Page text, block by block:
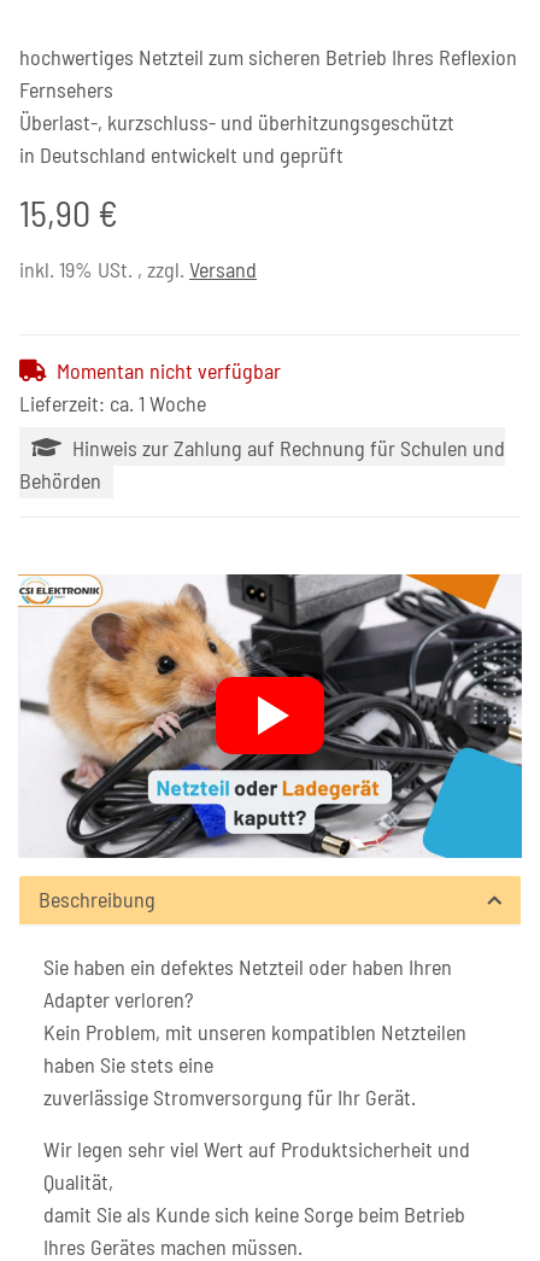
hochwertiges Netzteil zum sicheren Betrieb Ihres Reflexion
Fernsehers
Überlast-, kurzschluss- und überhitzungsgeschützt
in Deutschland entwickelt und geprüft
15,90 €
inkl. 19% USt. , zzgl. Versand
Momentan nicht verfügbar
Lieferzeit: ca. 1 Woche
Hinweis zur Zahlung auf Rechnung für Schulen und
Behörden
Beschreibung
Sie haben ein defektes Netzteil oder haben Ihren
Adapter verloren?
Kein Problem, mit unseren kompatiblen Netzteilen
haben Sie stets eine
zuverlässige Stromversorgung für Ihr Gerät.
Wir legen sehr viel Wert auf Produktsicherheit und
Qualität,
damit Sie als Kunde sich keine Sorge beim Betrieb
Ihres Gerätes machen müssen.